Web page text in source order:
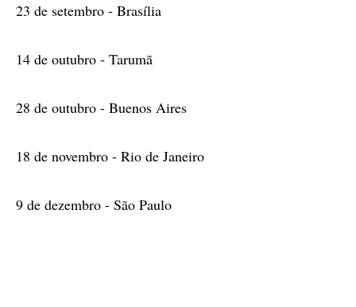
23 de setembro - Brasília
14 de outubro - Tarumã
28 de outubro - Buenos Aires
18 de novembro - Rio de Janeiro
9 de dezembro - São Paulo